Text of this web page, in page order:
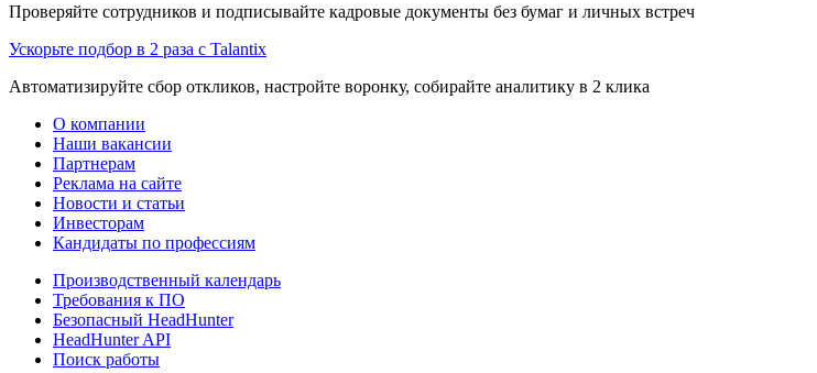
Проверяйте сотрудников и подписывайте кадровые документы без бумаг и личных встреч
Ускорьте подбор в 2 раза с Talantix
Автоматизируйте сбор откликов, настройте воронку, собирайте аналитику в 2 клика
О компании
Наши вакансии
Партнерам
Реклама на сайте
Новости и статьи
Инвесторам
Кандидаты по профессиям
Производственный календарь
Требования к ПО
Безопасный HeadHunter
HeadHunter API
Поиск работы